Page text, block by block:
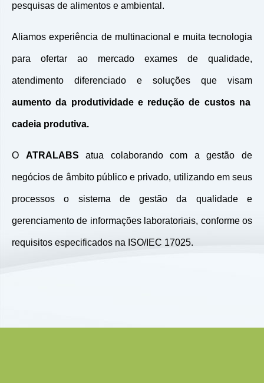
pesquisas de alimentos e ambiental.
Aliamos experiência de multinacional e muita tecnologia
para ofertar ao mercado exames de qualidade,
atendimento diferenciado e soluções que visam
aumento da produtividade e redução de custos na
cadeia produtiva.
O ATRALABS atua colaborando com a gestão de
negócios de âmbito público e privado, utilizando em seus
processos o sistema de gestão da qualidade e
gerenciamento de informações laboratoriais, conforme os
requisitos especificados na ISO/IEC 17025.